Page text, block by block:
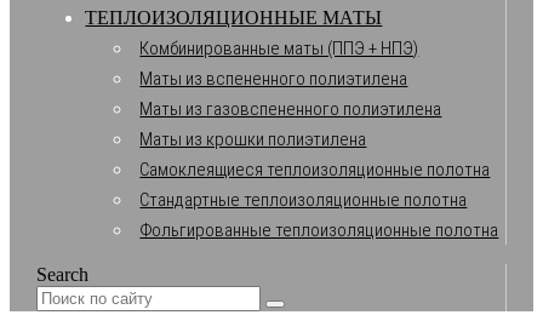
ТЕПЛОИЗОЛЯЦИОННЫЕ МАТЫ
Комбинированные маты (ППЭ + НПЭ)
Маты из вспененного полиэтилена
Маты из газовспененного полиэтилена
Маты из крошки полиэтилена
Самоклеящиеся теплоизоляционные полотна
Стандартные теплоизоляционные полотна
Фольгированные теплоизоляционные полотна
Search